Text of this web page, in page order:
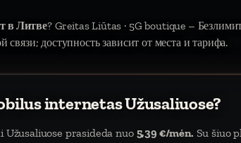
в Литве? Greitas Liūtas · 5G boutique –
связи; доступность зависит от места и тарифа.
internetas Užusaliuose?
prasideda nuo 5,39 €/mėn. Su šiuo